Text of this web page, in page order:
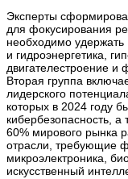
Эксперты
для фокусирования
необходимо
и гидроэнергетика,
двигателестроение и
Вторая группа
лидерского
которых в 2024 году
кибербезопасность,
60% мирового рынка
отрасли, требующие
микроэлектроника,
искусственный